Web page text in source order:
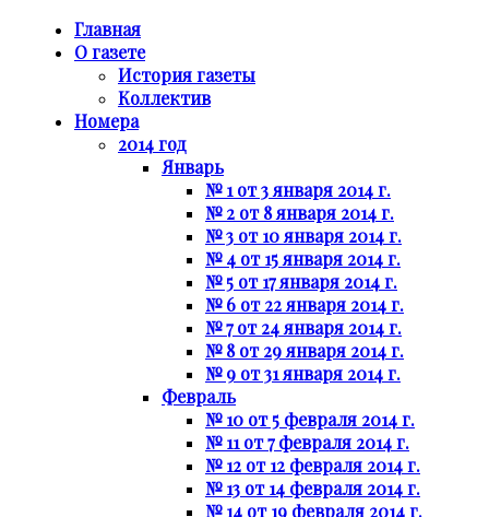
Главная
О газете
История газеты
Коллектив
Номера
2014 год
Январь
№ 1 от 3 января 2014 г.
№ 2 от 8 января 2014 г.
№ 3 от 10 января 2014 г.
№ 4 от 15 января 2014 г.
№ 5 от 17 января 2014 г.
№ 6 от 22 января 2014 г.
№ 7 от 24 января 2014 г.
№ 8 от 29 января 2014 г.
№ 9 от 31 января 2014 г.
Февраль
№ 10 от 5 февраля 2014 г.
№ 11 от 7 февраля 2014 г.
№ 12 от 12 февраля 2014 г.
№ 13 от 14 февраля 2014 г.
№ 14 от 19 февраля 2014 г.